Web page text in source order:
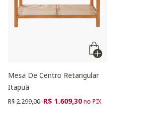
Mesa De Centro Retangular
Itapuã
Preço reduzido de
R$ 2.299,00 para
R$ 1.609,30no PIX